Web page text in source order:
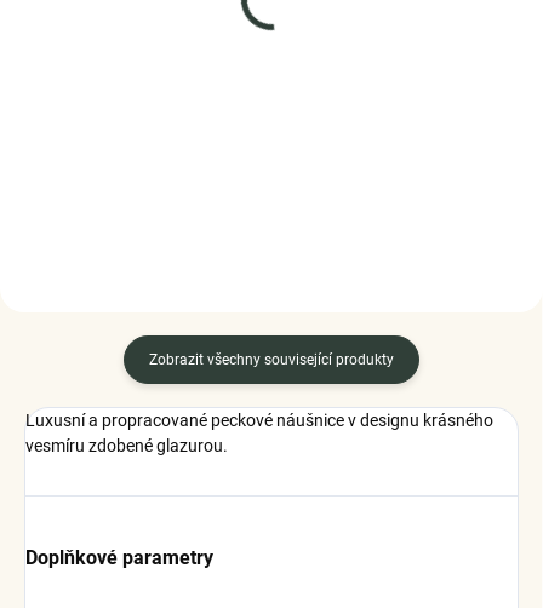
Elenys stříbný náhrdelník
Zobrazit všechny související produkty
Luxusní a propracované peckové náušnice v designu krásného
vesmíru zdobené glazurou.
Doplňkové parametry